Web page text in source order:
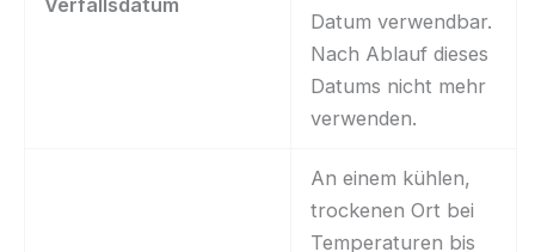
Verfallsdatum
Datum verwendbar.
Nach Ablauf dieses
Datums nicht mehr
verwenden.
An einem kühlen,
trockenen Ort bei
Temperaturen bis